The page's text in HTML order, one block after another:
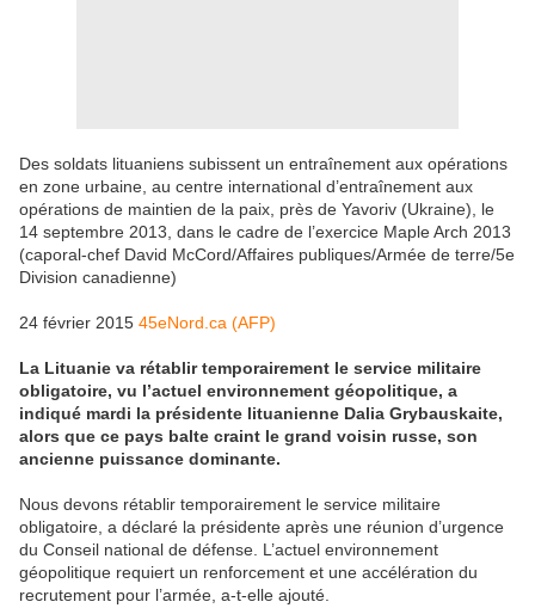
Des soldats lituaniens subissent un entraînement aux opérations
en zone urbaine, au centre international d’entraînement aux
opérations de maintien de la paix, près de Yavoriv (Ukraine), le
14 septembre 2013, dans le cadre de l’exercice Maple Arch 2013
(caporal-chef David McCord/Affaires publiques/Armée de terre/5e
Division canadienne)
24 février 2015 45eNord.ca (AFP)
La Lituanie va rétablir temporairement le service militaire
obligatoire, vu l’actuel environnement géopolitique, a
indiqué mardi la présidente lituanienne Dalia Grybauskaite,
alors que ce pays balte craint le grand voisin russe, son
ancienne puissance dominante.
Nous devons rétablir temporairement le service militaire
obligatoire, a déclaré la présidente après une réunion d’urgence
du Conseil national de défense. L’actuel environnement
géopolitique requiert un renforcement et une accélération du
recrutement pour l’armée, a-t-elle ajouté.